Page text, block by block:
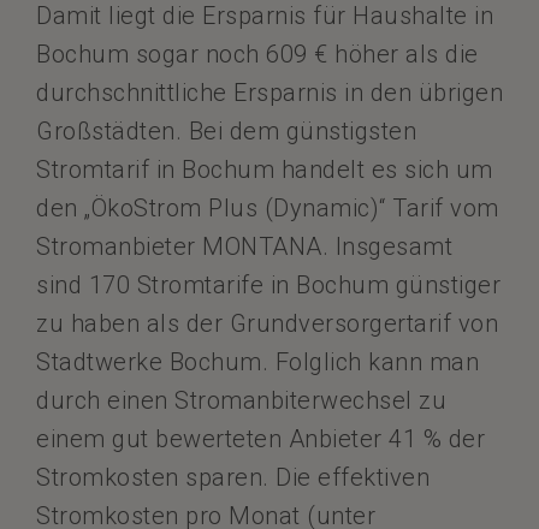
Damit liegt die Ersparnis für Haushalte in
Bochum sogar noch 609 € höher als die
durchschnittliche Ersparnis in den übrigen
Großstädten. Bei dem günstigsten
Stromtarif in Bochum handelt es sich um
den „ÖkoStrom Plus (Dynamic)“ Tarif vom
Stromanbieter MONTANA. Insgesamt
sind 170 Stromtarife in Bochum günstiger
zu haben als der Grundversorgertarif von
Stadtwerke Bochum. Folglich kann man
durch einen Stromanbiterwechsel zu
einem gut bewerteten Anbieter 41 % der
Stromkosten sparen. Die effektiven
Stromkosten pro Monat (unter